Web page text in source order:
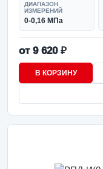
ДИАПАЗОН
ИЗМЕРЕНИЙ
0-0,16 МПа
от 9 620 ₽
В КОРЗИНУ